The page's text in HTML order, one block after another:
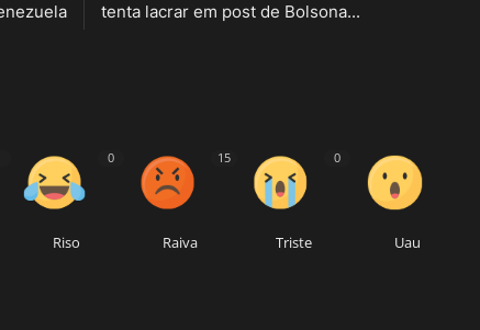
tenta lacrar em post de Bolsona...
Riso
0
Raiva
15
Triste
0
Uau